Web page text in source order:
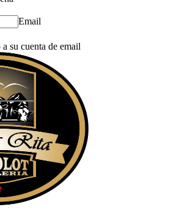
Email
su cuenta de email